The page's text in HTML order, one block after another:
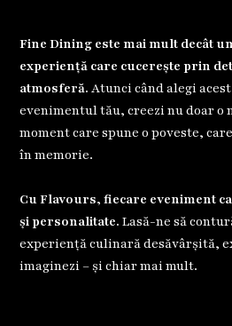
Fine Dining este mai mult decât
experiență care cucerește prin
atmosferă. Atunci când alegi
evenimentul tău, creezi nu doar o
moment care spune o poveste,
în memorie.
Cu Flavours, fiecare eveniment
și personalitate. Lasă-ne să
experiență culinară desăvârșită,
imaginezi – și chiar mai mult.